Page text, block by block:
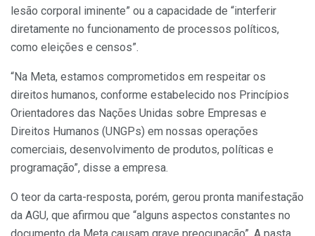
lesão corporal iminente” ou a capacidade de “interferir
diretamente no funcionamento de processos políticos,
como eleições e censos”.
“Na Meta, estamos comprometidos em respeitar os
direitos humanos, conforme estabelecido nos Princípios
Orientadores das Nações Unidas sobre Empresas e
Direitos Humanos (UNGPs) em nossas operações
comerciais, desenvolvimento de produtos, políticas e
programação”, disse a empresa.
O teor da carta-resposta, porém, gerou pronta manifestação
da AGU, que afirmou que “alguns aspectos constantes no
documento da Meta causam grave preocupação”. A pasta